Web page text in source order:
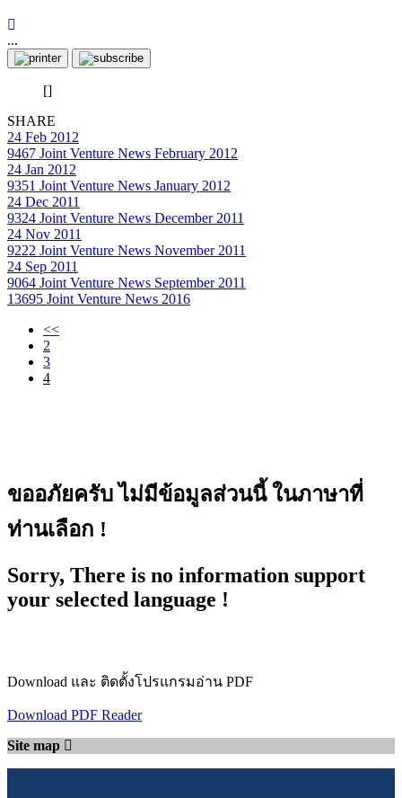
...
[]
SHARE
24 Feb 2012
9467 Joint Venture News February 2012
24 Jan 2012
9351 Joint Venture News January 2012
24 Dec 2011
9324 Joint Venture News December 2011
24 Nov 2011
9222 Joint Venture News November 2011
24 Sep 2011
9064 Joint Venture News September 2011
13695 Joint Venture News 2016
<<
2
3
4
ขออภัยครับ ไม่มีข้อมูลส่วนนี้ ในภาษาที่
ท่านเลือก !
Sorry, There is no information support
your selected language !
Download และ ติดตั้งโปรแกรมอ่าน PDF
Download PDF Reader
Site map